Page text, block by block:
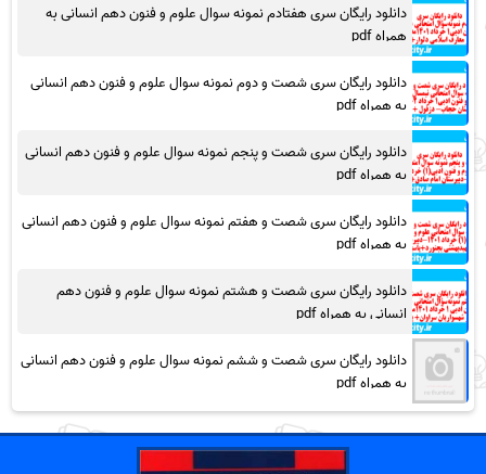
دانلود رایگان سری هفتادم نمونه سوال علوم و فنون دهم انسانی به
همراه pdf
دانلود رایگان سری شصت و دوم نمونه سوال علوم و فنون دهم انسانی
به همراه pdf
دانلود رایگان سری شصت و پنجم نمونه سوال علوم و فنون دهم انسانی
به همراه pdf
دانلود رایگان سری شصت و هفتم نمونه سوال علوم و فنون دهم انسانی
به همراه pdf
دانلود رایگان سری شصت و هشتم نمونه سوال علوم و فنون دهم
انسانی به همراه pdf
دانلود رایگان سری شصت و ششم نمونه سوال علوم و فنون دهم انسانی
به همراه pdf